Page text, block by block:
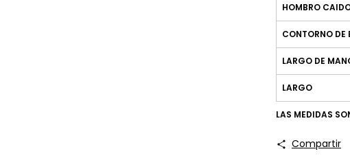
HOMBRO
CONTORNO DE
LARGO DE
LARGO
LAS MEDIDAS
Compartir